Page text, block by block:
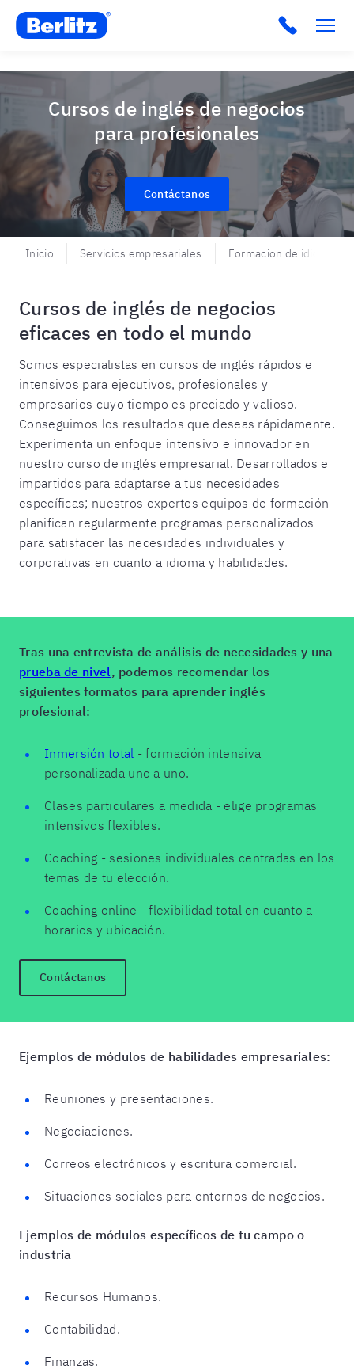
Berlitz VE
Cursos de inglés de negocios
para profesionales
Contáctanos
Inicio Servicios empresariales Formacion de idiomas
Cursos de inglés de negocios
eficaces en todo el mundo
Somos especialistas en cursos de inglés rápidos e
intensivos para ejecutivos, profesionales y
empresarios cuyo tiempo es preciado y valioso.
Conseguimos los resultados que deseas rápidamente.
Experimenta un enfoque intensivo e innovador en
nuestro curso de inglés empresarial. Desarrollados e
impartidos para adaptarse a tus necesidades
específicas; nuestros expertos equipos de formación
planifican regularmente programas personalizados
para satisfacer las necesidades individuales y
corporativas en cuanto a idioma y habilidades.
Tras una entrevista de análisis de necesidades y una
prueba de nivel, podemos recomendar los
siguientes formatos para aprender inglés
profesional:
Inmersión total - formación intensiva
personalizada uno a uno.
Clases particulares a medida - elige programas
intensivos flexibles.
Coaching - sesiones individuales centradas en los
temas de tu elección.
Coaching online - flexibilidad total en cuanto a
horarios y ubicación.
Contáctanos
Ejemplos de módulos de habilidades empresariales:
Reuniones y presentaciones.
Negociaciones.
Correos electrónicos y escritura comercial.
Situaciones sociales para entornos de negocios.
Ejemplos de módulos específicos de tu campo o
industria
Recursos Humanos.
Contabilidad.
Finanzas.